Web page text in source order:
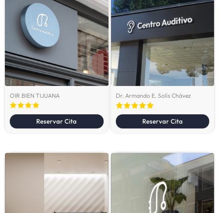
OIR BIEN TIJUANA
Reservar Cita
Dr. Armando E. Solís Chávez
Reservar Cita